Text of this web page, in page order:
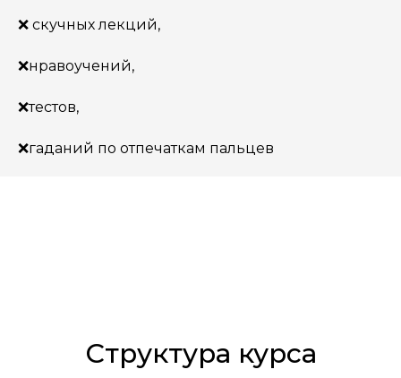
❌ скучных лекций,
❌нравоучений,
❌тестов,
❌гаданий по отпечаткам пальцев
Структура курса